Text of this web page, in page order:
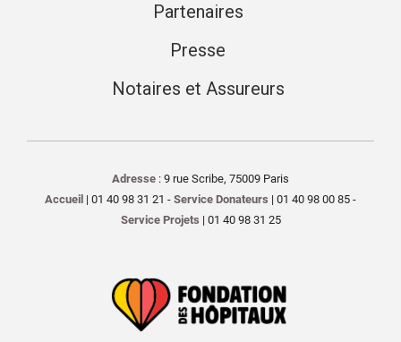
Partenaires
Presse
Notaires et Assureurs
Adresse : 9 rue Scribe, 75009 Paris
Accueil | 01 40 98 31 21 - Service Donateurs | 01 40 98 00 85 -
Service Projets | 01 40 98 31 25